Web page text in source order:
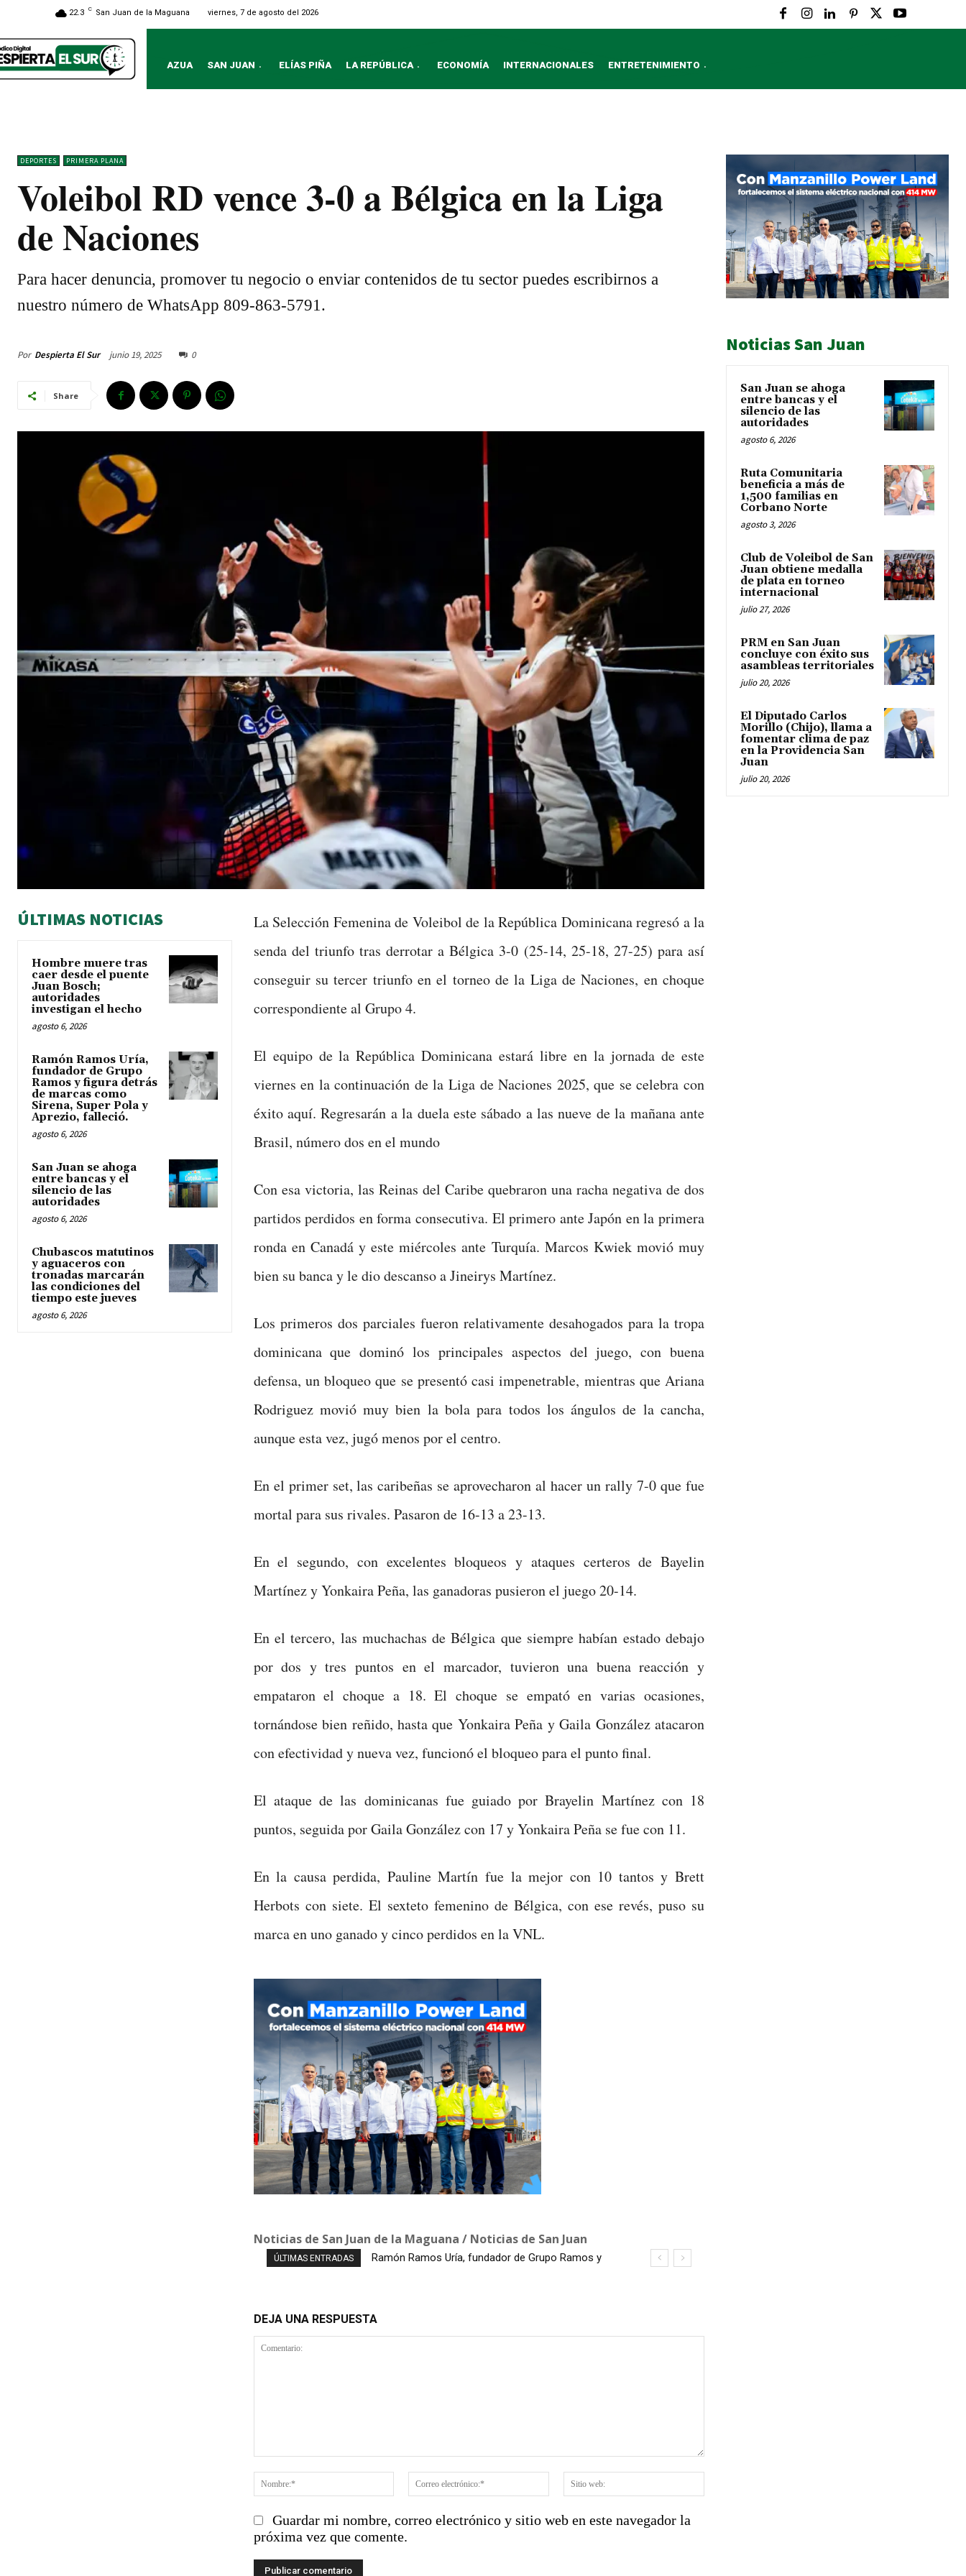
22.3 C San Juan de la Maguana viernes, 7 de agosto del 2026
AZUA SAN JUAN ELÍAS PIÑA LA REPÚBLICA ECONOMÍA INTERNACIONALES ENTRETENIMIENTO
DEPORTES PRIMERA PLANA
Voleibol RD vence 3-0 a Bélgica en la Liga
de Naciones
Para hacer denuncia, promover tu negocio o enviar contenidos de tu sector puedes escribirnos a
nuestro número de WhatsApp 809-863-5791.
Por Despierta El Sur junio 19, 2025 0
Share
ÚLTIMAS NOTICIAS
Hombre muere tras
caer desde el puente
Juan Bosch;
autoridades
investigan el hecho
agosto 6, 2026
Ramón Ramos Uría,
fundador de Grupo
Ramos y figura detrás
de marcas como
Sirena, Super Pola y
Aprezio, falleció.
agosto 6, 2026
San Juan se ahoga
entre bancas y el
silencio de las
autoridades
agosto 6, 2026
Chubascos matutinos
y aguaceros con
tronadas marcarán
las condiciones del
tiempo este jueves
agosto 6, 2026
La Selección Femenina de Voleibol de la República Dominicana regresó a la
senda del triunfo tras derrotar a Bélgica 3-0 (25-14, 25-18, 27-25) para así
conseguir su tercer triunfo en el torneo de la Liga de Naciones, en choque
correspondiente al Grupo 4.
El equipo de la República Dominicana estará libre en la jornada de este
viernes en la continuación de la Liga de Naciones 2025, que se celebra con
éxito aquí. Regresarán a la duela este sábado a las nueve de la mañana ante
Brasil, número dos en el mundo
Con esa victoria, las Reinas del Caribe quebraron una racha negativa de dos
partidos perdidos en forma consecutiva. El primero ante Japón en la primera
ronda en Canadá y este miércoles ante Turquía. Marcos Kwiek movió muy
bien su banca y le dio descanso a Jineirys Martínez.
Los primeros dos parciales fueron relativamente desahogados para la tropa
dominicana que dominó los principales aspectos del juego, con buena
defensa, un bloqueo que se presentó casi impenetrable, mientras que Ariana
Rodriguez movió muy bien la bola para todos los ángulos de la cancha,
aunque esta vez, jugó menos por el centro.
En el primer set, las caribeñas se aprovecharon al hacer un rally 7-0 que fue
mortal para sus rivales. Pasaron de 16-13 a 23-13.
En el segundo, con excelentes bloqueos y ataques certeros de Bayelin
Martínez y Yonkaira Peña, las ganadoras pusieron el juego 20-14.
En el tercero, las muchachas de Bélgica que siempre habían estado debajo
por dos y tres puntos en el marcador, tuvieron una buena reacción y
empataron el choque a 18. El choque se empató en varias ocasiones,
tornándose bien reñido, hasta que Yonkaira Peña y Gaila González atacaron
con efectividad y nueva vez, funcionó el bloqueo para el punto final.
El ataque de las dominicanas fue guiado por Brayelin Martínez con 18
puntos, seguida por Gaila González con 17 y Yonkaira Peña se fue con 11.
En la causa perdida, Pauline Martín fue la mejor con 10 tantos y Brett
Herbots con siete. El sexteto femenino de Bélgica, con ese revés, puso su
marca en uno ganado y cinco perdidos en la VNL.
Noticias de San Juan de la Maguana / Noticias de San Juan
ÚLTIMAS ENTRADAS
Ramón Ramos Uría, fundador de Grupo Ramos y
San Juan se ahoga entre bancas y el silencio de
DEJA UNA RESPUESTA
Nombre:*
Correo
electrónico:*
web:
Guardar mi nombre, correo electrónico y sitio web en este navegador la
próxima vez que comente.
Noticias San Juan
San Juan se ahoga
entre bancas y el
silencio de las
autoridades
agosto 6, 2026
Ruta Comunitaria
beneficia a más de
1,500 familias en
Corbano Norte
agosto 3, 2026
Club de Voleibol de San
Juan obtiene medalla
de plata en torneo
internacional
julio 27, 2026
PRM en San Juan
concluye con éxito sus
asambleas territoriales
julio 20, 2026
El Diputado Carlos
Morillo (Chijo), llama a
fomentar clima de paz
en la Providencia San
Juan
julio 20, 2026